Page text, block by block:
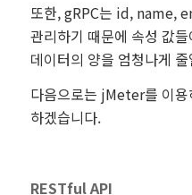
또한, gRPC는 id, name,
관리하기 때문에 속성 값
데이터의 양을 엄청나게
다음으로는 jMeter를 이
하겠습니다.
RESTful API